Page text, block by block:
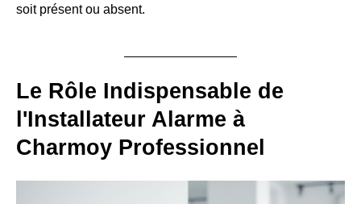
soit présent ou absent.
Le Rôle Indispensable de
l'Installateur Alarme à
Charmoy Professionnel